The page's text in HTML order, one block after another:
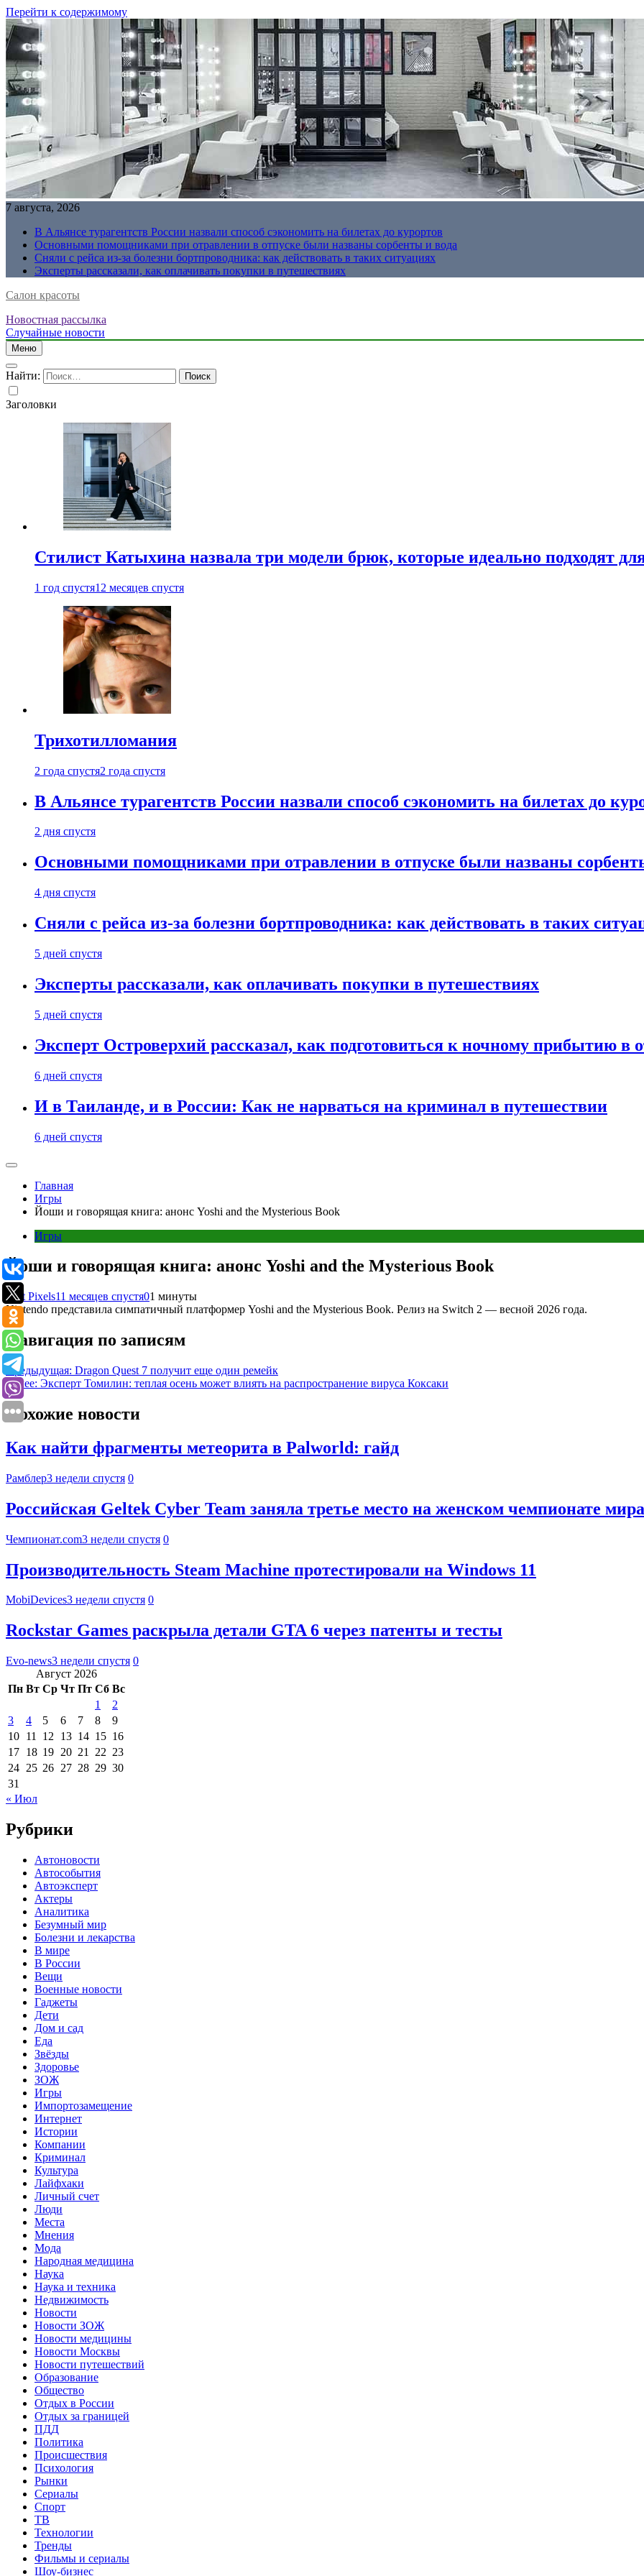
Перейти к содержимому
7 августа, 2026
В Альянсе турагентств России назвали способ сэкономить на билетах до курортов
Основными помощниками при отравлении в отпуске были названы сорбенты и вода
Сняли с рейса из-за болезни бортпроводника: как действовать в таких ситуациях
Эксперты рассказали, как оплачивать покупки в путешествиях
Салон красоты
Новостная рассылка
Случайные новости
Меню
Найти:
Заголовки
Стилист Катыхина назвала три модели брюк, которые идеально подходят
1 год спустя12 месяцев спустя
Трихотилломания
2 года спустя2 года спустя
В Альянсе турагентств России назвали способ сэкономить на билетах до
2 дня спустя
Основными помощниками при отравлении в отпуске были названы
4 дня спустя
Сняли с рейса из-за болезни бортпроводника: как действовать в таких
5 дней спустя
Эксперты рассказали, как оплачивать покупки в путешествиях
5 дней спустя
Эксперт Островерхий рассказал, как подготовиться к ночному прибытию в
6 дней спустя
И в Таиланде, и в России: Как не нарваться на криминал в путешествии
6 дней спустя
Главная
Игры
Йоши и говорящая книга: анонс Yoshi and the Mysterious Book
Игры
Йоши и говорящая книга: анонс Yoshi and the Mysterious Book
Riot Pixels11 месяцев спустя01 минуты
Nintendo представила симпатичный платформер Yoshi and the Mysterious Book. Релиз на Switch 2 — весной 2026 года.
Навигация по записям
Предыдущая: Dragon Quest 7 получит еще один ремейк
Далее: Эксперт Томилин: теплая осень может влиять на распространение вируса Коксаки
Похожие новости
Как найти фрагменты метеорита в Palworld: гайд
Рамблер3 недели спустя 0
Российская Geltek Cyber Team заняла третье место на женском чемпионате
Чемпионат.com3 недели спустя 0
Производительность Steam Machine протестировали на Windows 11
MobiDevices3 недели спустя 0
Rockstar Games раскрыла детали GTA 6 через патенты и тесты
Evo-news3 недели спустя 0
Август 2026
Пн Вт Ср Чт Пт Сб Вс
1
2
3
4 5 6 7 8
9
10 11 12 13 14 15 16
17 18 19 20 21 22 23
24 25 26 27 28 29 30
31
« Июл
Рубрики
Автоновости
Автособытия
Автоэксперт
Актеры
Аналитика
Безумный мир
Болезни и лекарства
В мире
В России
Вещи
Военные новости
Гаджеты
Дети
Дом и сад
Еда
Звёзды
Здоровье
ЗОЖ
Игры
Импортозамещение
Интернет
Истории
Компании
Криминал
Культура
Лайфхаки
Личный счет
Люди
Места
Мнения
Мода
Народная медицина
Наука
Наука и техника
Недвижимость
Новости
Новости ЗОЖ
Новости медицины
Новости Москвы
Новости путешествий
Образование
Общество
Отдых в России
Отдых за границей
ПДД
Политика
Происшествия
Психология
Рынки
Сериалы
Спорт
ТВ
Технологии
Тренды
Фильмы и сериалы
Шоу-бизнес